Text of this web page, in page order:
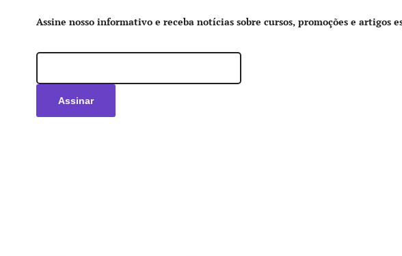
p
o
r
Assine nosso informativo e receba notícias sobre cursos, promoções e artigos